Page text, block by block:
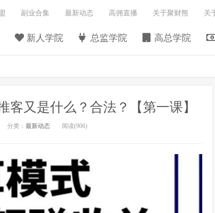
新人学院 总监学院 高总学院
副业合集 最新动态 高佣直播 关于聚财熊 关
又是什么？合法？【第一课】
分类： 最新动态 阅读(906)